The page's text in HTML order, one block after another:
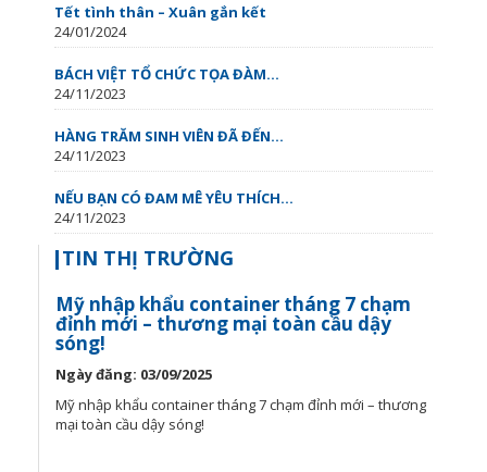
Tết tình thân – Xuân gắn kết
24/01/2024
BÁCH VIỆT TỔ CHỨC TỌA ĐÀM...
24/11/2023
HÀNG TRĂM SINH VIÊN ĐÃ ĐẾN...
24/11/2023
NẾU BẠN CÓ ĐAM MÊ YÊU THÍCH...
24/11/2023
TIN THỊ TRƯỜNG
Mỹ nhập khẩu container tháng 7 chạm
đỉnh mới – thương mại toàn cầu dậy
sóng!
Ngày đăng: 03/09/2025
Mỹ nhập khẩu container tháng 7 chạm đỉnh mới – thương
mại toàn cầu dậy sóng!